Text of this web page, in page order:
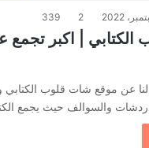
2
339
| اكبر تجمع
عن موقع شات قلوب الكتابي
والسوالف حيث يجمع